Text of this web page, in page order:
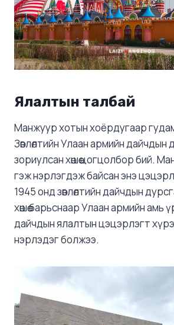
Ялалтын талбай
Манжуур хотын хоёрдугаар
Зөвлөлтийн Улаан армийн дайчдын
зориулсан хөшөө цогцолбор бий.
гэж нэрлэгдэж байсан энэ
1945 онд зөвлөлтийн дайчдын
хөшөө барьснаар Улаан армийн амь
дайчдын ялалтын цэцэрлэгт
нэрлэдэг болжээ.